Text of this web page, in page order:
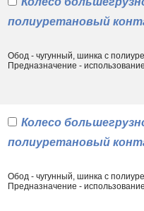
• станках,
•грузовых
Рабочая
другими
контакта с
полиуретановый
Обод - чугунный, шинка с
Предназначение -
Колесо
полиуретановый
Обод - чугунный, шинка с
Предназначение -